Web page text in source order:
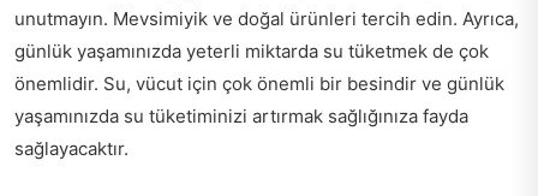
unutmayın. Mevsimiyik ve doğal ürünleri tercih edin. Ayrıca,
günlük yaşamınızda yeterli miktarda su tüketmek de çok
önemlidir. Su, vücut için çok önemli bir besindir ve günlük
yaşamınızda su tüketiminizi artırmak sağlığınıza fayda
sağlayacaktır.